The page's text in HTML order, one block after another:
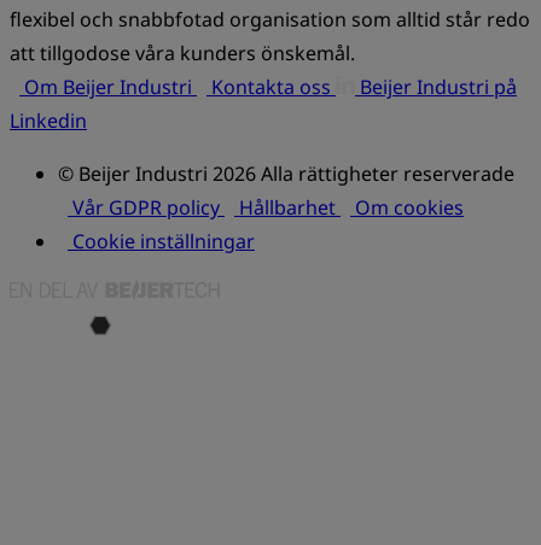
flexibel och snabbfotad organisation som alltid står redo
att tillgodose våra kunders önskemål.
Om Beijer Industri
Kontakta oss
Beijer Industri på
Linkedin
© Beijer Industri 2026 Alla rättigheter reserverade
Vår GDPR policy
Hållbarhet
Om cookies
Cookie inställningar